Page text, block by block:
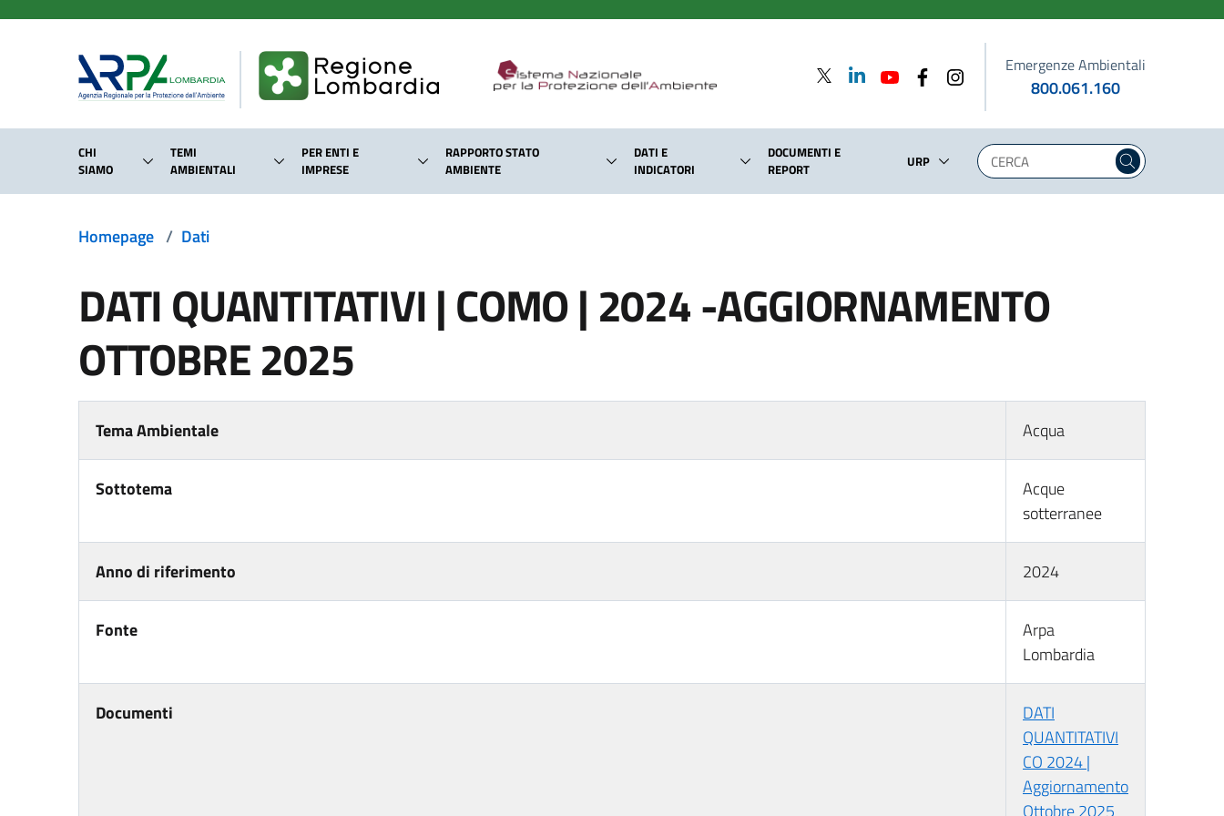
Emergenze Ambientali
800.061.160
CHI
SIAMO
TEMI
AMBIENTALI
PER ENTI E
IMPRESE
RAPPORTO STATO
AMBIENTE
DATI E
INDICATORI
DOCUMENTI E
REPORT
URP
Homepage / Dati
DATI QUANTITATIVI | COMO | 2024 -AGGIORNAMENTO
OTTOBRE 2025
Tema Ambientale Acqua
Sottotema
Acque
sotterranee
Anno di riferimento 2024
Fonte
Arpa
Lombardia
Documenti
DATI
QUANTITATIVI
CO 2024 |
Aggiornamento
Ottobre 2025